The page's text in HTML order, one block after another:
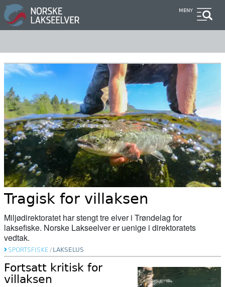
Hopp
til
hovedinnhold
MENY
Tragisk for villaksen
Miljødirektoratet har stengt tre elver i Trøndelag for
laksefiske. Norske Lakseelver er uenige i direktoratets
vedtak.
SPORTSFISKE / LAKSELUS
Fortsatt kritisk for
villaksen